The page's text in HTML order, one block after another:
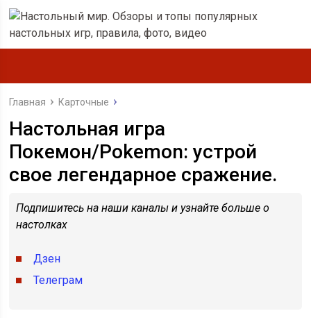
Главная Карточные
Настольная игра
Покемон/Pokemon: устрой
свое легендарное сражение.
Подпишитесь на наши каналы и узнайте больше о
настолках
Дзен
Телеграм